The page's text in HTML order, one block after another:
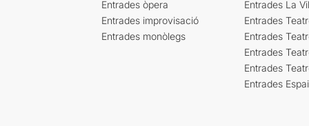
Entrades òpera
Entrades improvisació
Entrades monòlegs
Entrades La
Entrades
Entrades
Entrades
Entrades
Entrades